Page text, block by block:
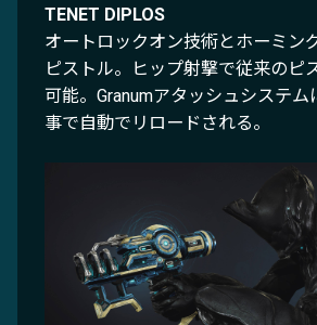
TENET DIPLOS
オートロックオン技術とホーミン
ピストル。ヒップ射撃で従来のピ
可能。Granumアタッシュシステム
事で自動でリロードされる。